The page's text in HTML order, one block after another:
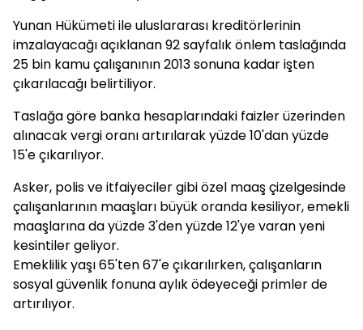
Yunan Hükümeti ile uluslararası kreditörlerinin
imzalayacağı açıklanan 92 sayfalık önlem taslağında
25 bin kamu çalışanının 2013 sonuna kadar işten
çıkarılacağı belirtiliyor.
Taslağa göre banka hesaplarındaki faizler üzerinden
alınacak vergi oranı artırılarak yüzde 10'dan yüzde
15'e çıkarılıyor.
Asker, polis ve itfaiyeciler gibi özel maaş çizelgesinde
çalışanlarının maaşları büyük oranda kesiliyor, emekli
maaşlarına da yüzde 3'den yüzde 12'ye varan yeni
kesintiler geliyor.
Emeklilik yaşı 65'ten 67'e çıkarılırken, çalışanların
sosyal güvenlik fonuna aylık ödeyeceği primler de
artırılıyor.